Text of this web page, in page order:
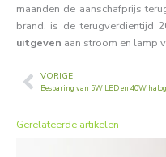
maanden de aanschafprijs
brand, is de terugverdientijd
uitgeven aan stroom en lamp
Vorige
VORIGE
Besparing van 5W LED en 40W
Gerelateerde artikelen